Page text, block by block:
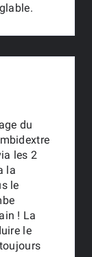
du
les 2
la
le
! La
le